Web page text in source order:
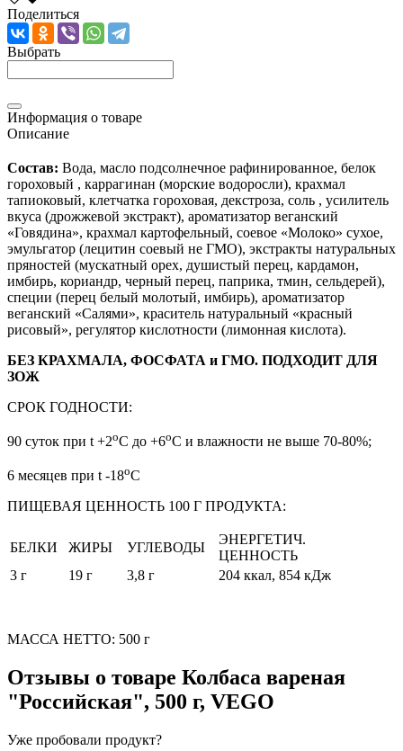
Поделиться
Выбрать
Информация о товаре
Описание
Состав: Вода, масло подсолнечное рафинированное, белок
гороховый , каррагинан (морские водоросли), крахмал
тапиоковый, клетчатка гороховая, декстроза, соль , усилитель
вкуса (дрожжевой экстракт), ароматизатор веганский
«Говядина», крахмал картофельный, соевое «Молоко» сухое,
эмульгатор (лецитин соевый не ГМО), экстракты натуральных
пряностей (мускатный орех, душистый перец, кардамон,
имбирь, кориандр, черный перец, паприка, тмин, сельдерей),
специи (перец белый молотый, имбирь), ароматизатор
веганский «Салями», краситель натуральный «красный
рисовый», регулятор кислотности (лимонная кислота).
БЕЗ КРАХМАЛА, ФОСФАТА и ГМО. ПОДХОДИТ ДЛЯ
ЗОЖ
СРОК ГОДНОСТИ:
90 суток при t +2оС до +6оС и влажности не выше 70-80%;
6 месяцев при t -18оС
ПИЩЕВАЯ ЦЕННОСТЬ 100 Г ПРОДУКТА:
БЕЛКИ ЖИРЫ УГЛЕВОДЫ
ЭНЕРГЕТИЧ.
ЦЕННОСТЬ
3 г
19 г 3,8 г 204 ккал, 854 кДж
МАССА НЕТТО: 500 г
Отзывы о товаре Колбаса вареная
"Российская", 500 г, VEGO
Уже пробовали продукт?